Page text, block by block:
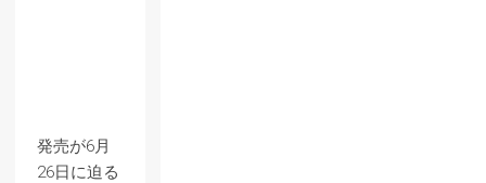
発売が6月
26日に迫る